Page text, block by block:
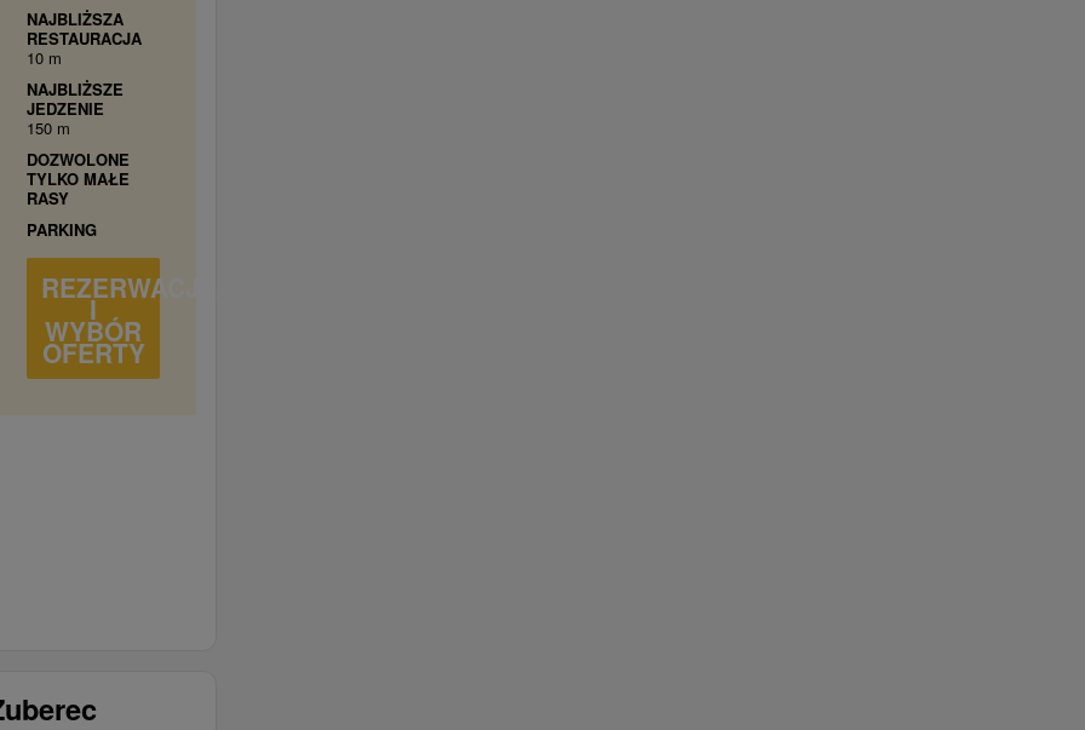
NAJBLIŻSZA
RESTAURACJA
10 m
NAJBLIŻSZE
JEDZENIE
150 m
DOZWOLONE
TYLKO MAŁE
RASY
PARKING
REZERWACJA
I
WYBÓR
OFERTY